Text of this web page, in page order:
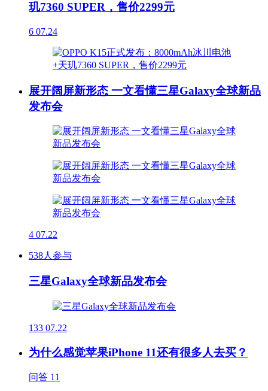
玑7360 SUPER，售价2299元
6 07.24
展开阔屏新形态 一文看懂三星Galaxy全球新品
发布会
4 07.22
538人参与
三星Galaxy全球新品发布会
133 07.22
为什么感觉苹果iPhone 11还有很多人去买？
问答 11